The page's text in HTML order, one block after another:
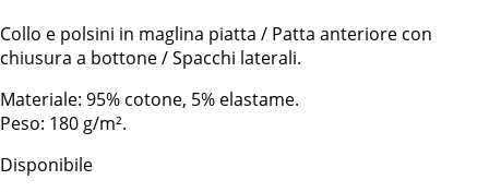
Collo e polsini in maglina piatta / Patta anteriore con
chiusura a bottone / Spacchi laterali.
Materiale: 95% cotone, 5% elastame.
Peso: 180 g/m².
Disponibile